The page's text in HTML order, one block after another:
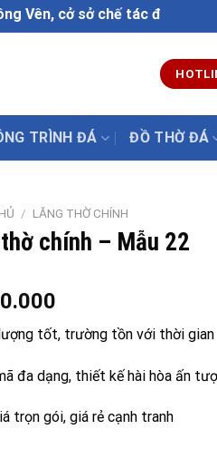
cở sở chế tác đá mỹ nghệ
TRÌNH ĐÁ ĐỒ THỜ ĐÁ
/ LĂNG THỜ CHÍNH
chính – Mẫu 22
tốt, trường tồn với thời gian
đa dạng, thiết kế hài hòa ấn
trọn gói, giá rẻ cạnh tranh